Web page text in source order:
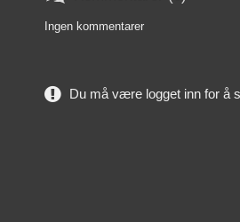
Ingen kommentarer
Du må være logget inn for å